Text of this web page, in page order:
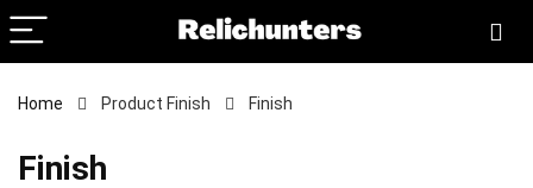
Home Product Finish ‎Finish
‎Finish